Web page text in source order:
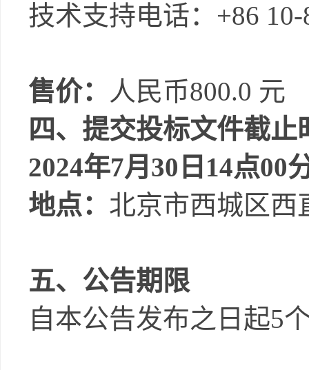
技术支持电话： +86
售价： 人民币800.0 元
四、提交投标文件截
2024年7月 30 日 14点00
地点： 北京市西城区西
五、公告期限
自本公告发布之日起5